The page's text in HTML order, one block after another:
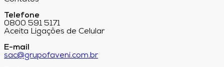
Telefone
0800 591 5171
Aceita Ligações de Celular
E-mail
sac@grupofaveni.com.br